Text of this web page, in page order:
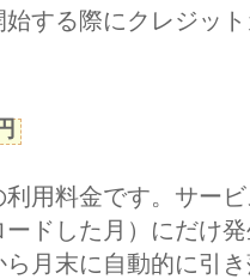
する際にクレジッ
用料金です。サー
ードした月）にだけ
月末に自動的に引